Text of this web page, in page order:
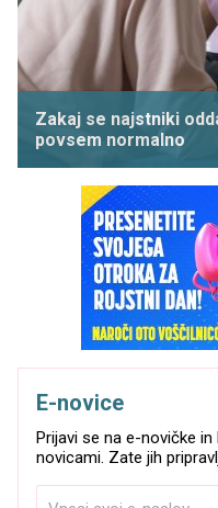
Zakaj se najstniki
povsem normalno
E-novice
Prijavi se na e-novičke
novicami. Zate jih